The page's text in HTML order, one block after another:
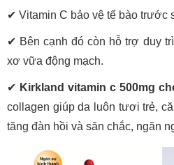
✔ Vitamin C bảo vệ tế bào trước
✔ Bên cạnh đó còn hỗ trợ duy
xơ vữa động mạch.
✔ Kirkland vitamin c 500mg
collagen giúp da luôn tươi trẻ,
tăng đàn hồi và săn chắc, ngăn